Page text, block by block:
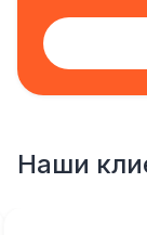
Наши